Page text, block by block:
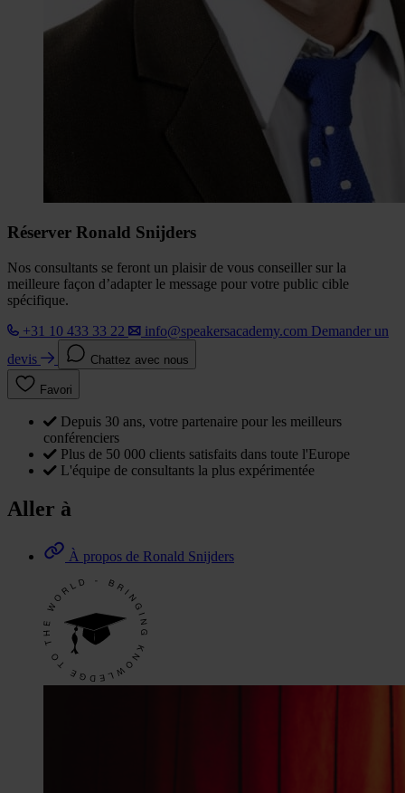
Réserver Ronald Snijders
Nos consultants se feront un plaisir de vous conseiller sur la
meilleure façon d’adapter le message pour votre public cible
spécifique.
+31 10 433 33 22
info@speakersacademy.com Demander un
devis
Chattez avec nous
Favori
Depuis 30 ans, votre partenaire pour les meilleurs
conférenciers
Plus de 50 000 clients satisfaits dans toute l'Europe
L'équipe de consultants la plus expérimentée
Aller à
À propos de Ronald Snijders